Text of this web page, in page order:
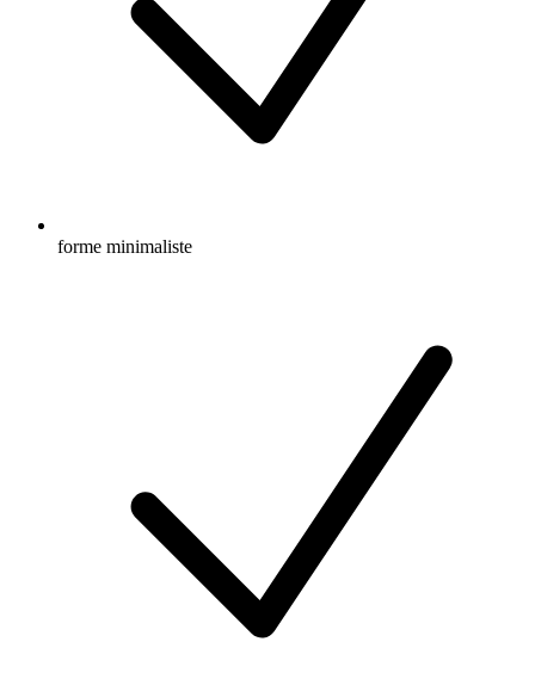
forme minimaliste